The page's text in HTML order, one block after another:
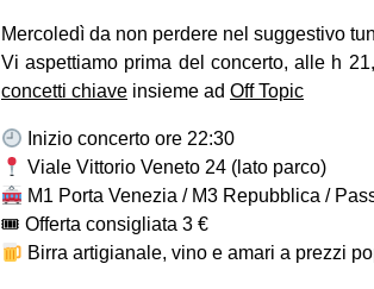
Mercoledì da non perdere nel suggestivo
Vi aspettiamo prima del concerto, alle h
concetti chiave insieme ad Off Topic
Inizio concerto ore 22:30
Viale Vittorio Veneto 24 (lato parco)
M1 Porta Venezia / M3 Repubblica /
🎟 Offerta consigliata 3 €
Birra artigianale, vino e amari a prezzi